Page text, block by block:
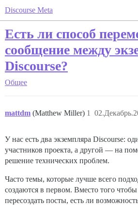
Discourse Meta
Есть ли способ
сообщение между
Discourse?
Общее
mattdm (Matthew Miller) 1
У нас есть два экземпляра Discourse:
участников проекта, а другой — на
решение технических проблем.
Часто темы, которые лучше всего
создаются в первом. Вместо того
пересоздать посты, есть ли